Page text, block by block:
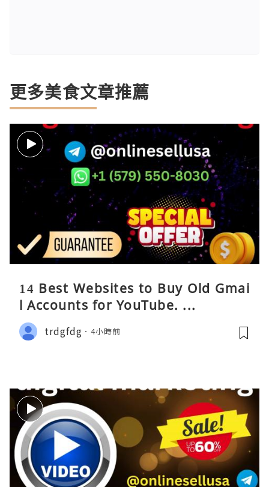
更多美食文章推薦
14 Best Websites to Buy Old Gmai
l Accounts for YouTube. ...
trdgfdg 4小時前